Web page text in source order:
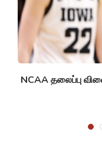
NCAA தலைப்பு